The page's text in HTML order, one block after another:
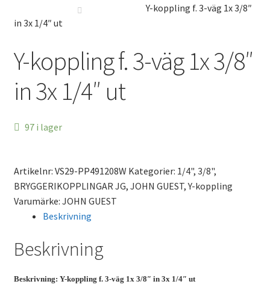
Y-koppling f. 3-väg 1x 3/8″
in 3x 1/4″ ut
Y-koppling f. 3-väg 1x 3/8″
in 3x 1/4″ ut
97 i lager
Artikelnr: VS29-PP491208W Kategorier: 1/4", 3/8",
BRYGGERIKOPPLINGAR JG, JOHN GUEST,Y-koppling
Varumärke: JOHN GUEST
Beskrivning
Beskrivning
Beskrivning: Y-koppling f. 3-väg 1x 3/8″ in 3x 1/4″ ut